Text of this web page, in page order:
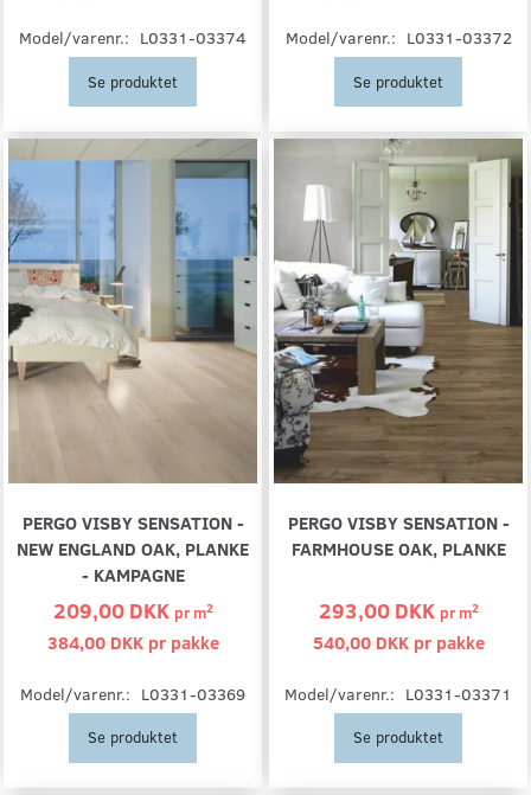
Model/varenr.: L0331-03374
Se produktet
Model/varenr.: L0331-03372
Se produktet
PERGO VISBY SENSATION -
NEW ENGLAND OAK, PLANKE
- KAMPAGNE
209,00 DKK prm2
384,00 DKK pr pakke
Model/varenr.: L0331-03369
Se produktet
PERGO VISBY SENSATION -
FARMHOUSE OAK, PLANKE
293,00 DKK prm2
540,00 DKK pr pakke
Model/varenr.: L0331-03371
Se produktet